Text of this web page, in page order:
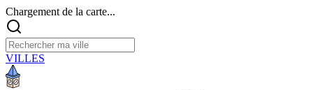
Chargement de la carte...
VILLES